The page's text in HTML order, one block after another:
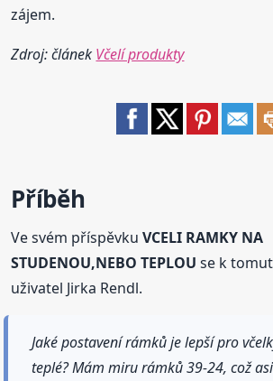
zájem.
Zdroj: článek Včelí produkty
Příběh
Ve svém příspěvkuVCELI RAMKY NA
STUDENOU,NEBO TEPLOU se k
uživatel Jirka Rendl.
Jaké postavení rámků je lepší pro
teplé? Mám miru rámků 39-24, což